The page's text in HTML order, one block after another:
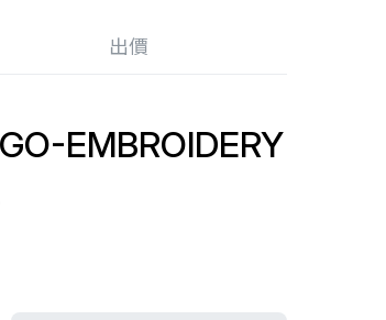
出價
EMBROIDERY